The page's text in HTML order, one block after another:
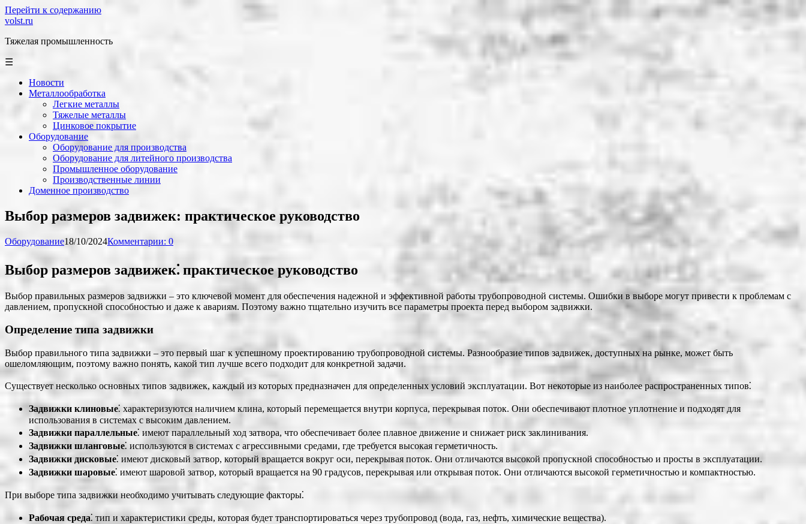
Перейти к содержанию
volst.ru
Тяжелая промышленность
☰
Новости
Металлообработка
Легкие металлы
Тяжелые металлы
Цинковое покрытие
Оборудование
Оборудование для производства
Оборудование для литейного производства
Промышленное оборудование
Производственные линии
Доменное производство
Выбор размеров задвижек: практическое руководство
Оборудование18/10/2024Комментарии: 0
Выбор размеров задвижек⁚ практическое руководство
Выбор правильных размеров задвижки – это ключевой момент для обеспечения надежной и эффективной работы трубопроводной системы. Ошибки в выборе могут привести к проблемам с
давлением, пропускной способностью и даже к авариям. Поэтому важно тщательно изучить все параметры проекта перед выбором задвижки.
Определение типа задвижки
Выбор правильного типа задвижки – это первый шаг к успешному проектированию трубопроводной системы. Разнообразие типов задвижек, доступных на рынке, может быть
ошеломляющим, поэтому важно понять, какой тип лучше всего подходит для конкретной задачи.
Существует несколько основных типов задвижек, каждый из которых предназначен для определенных условий эксплуатации. Вот некоторые из наиболее распространенных типов⁚
Задвижки клиновые⁚ характеризуются наличием клина, который перемещается внутри корпуса, перекрывая поток. Они обеспечивают плотное уплотнение и подходят для
использования в системах с высоким давлением.
Задвижки параллельные⁚ имеют параллельный ход затвора, что обеспечивает более плавное движение и снижает риск заклинивания.
Задвижки шланговые⁚ используются в системах с агрессивными средами, где требуется высокая герметичность.
Задвижки дисковые⁚ имеют дисковый затвор, который вращается вокруг оси, перекрывая поток. Они отличаются высокой пропускной способностью и просты в эксплуатации.
Задвижки шаровые⁚ имеют шаровой затвор, который вращается на 90 градусов, перекрывая или открывая поток. Они отличаются высокой герметичностью и компактностью.
При выборе типа задвижки необходимо учитывать следующие факторы⁚
Рабочая среда⁚ тип и характеристики среды, которая будет транспортироваться через трубопровод (вода, газ, нефть, химические вещества).